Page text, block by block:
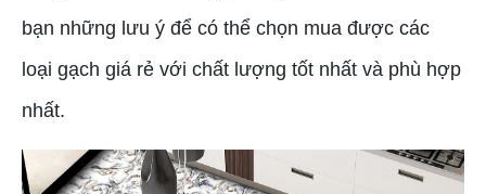
bạn những lưu ý để có thể chọn mua được các
loại gạch giá rẻ với chất lượng tốt nhất và phù hợp
nhất.